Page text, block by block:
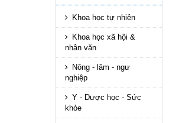
Khoa học tự nhiên
Khoa học xã hội &
nhân văn
Nông - lâm - ngư
nghiệp
Y - Dược học - Sức
khỏe